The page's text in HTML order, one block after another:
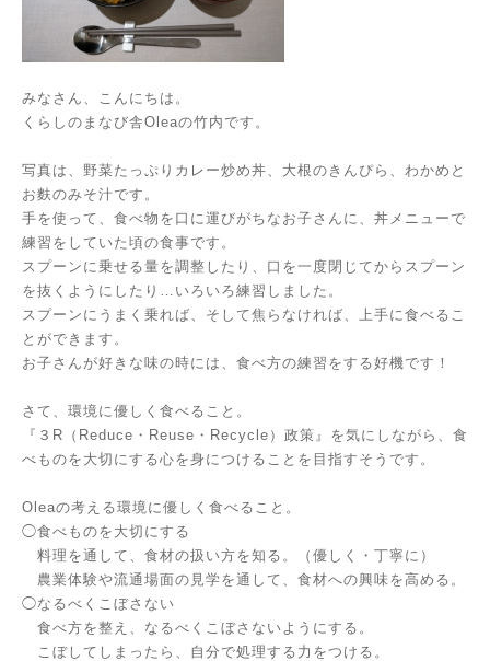
みなさん、こんにちは。
くらしのまなび舎Oleaの竹内です。
写真は、野菜たっぷりカレー炒め丼、大根のきんぴら、わかめと
お麩のみそ汁です。
手を使って、食べ物を口に運びがちなお子さんに、丼メニューで
練習をしていた頃の食事です。
スプーンに乗せる量を調整したり、口を一度閉じてからスプーン
を抜くようにしたり…いろいろ練習しました。
スプーンにうまく乗れば、そして焦らなければ、上手に食べるこ
とができます。
お子さんが好きな味の時には、食べ方の練習をする好機です！
さて、環境に優しく食べること。
『３R（Reduce・Reuse・Recycle）政策』を気にしながら、食
べものを大切にする心を身につけることを目指すそうです。
Oleaの考える環境に優しく食べること。
◯食べものを大切にする
料理を通して、食材の扱い方を知る。（優しく・丁寧に）
農業体験や流通場面の見学を通して、食材への興味を高める。
◯なるべくこぼさない
食べ方を整え、なるべくこぼさないようにする。
こぼしてしまったら、自分で処理する力をつける。